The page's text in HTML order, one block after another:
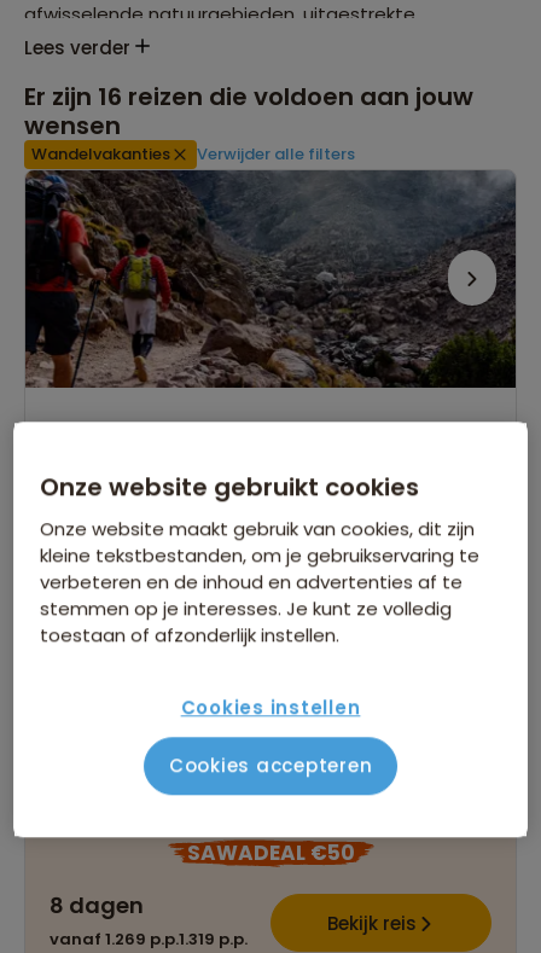
afwisselende natuurgebieden, uitgestrekte
landschappen en langs prachtige kusten en geniet je
te onderscheiden in groepsrondreizen met
wandeldagen
voet genieten van de bestemming centraal staat.
Lees verder
Er zijn 16 reizen die voldoen aan jouw
wensen
Wandelvakanties Verwijder alle filters
8 dagen 40 beoordelingen
Vijfdaagse trektocht met ezels
Meereizende gids en crew tijdens de trektocht
Optionele beklimming van de Mt. Ouanakrim
Gegarandeerd vertrek op:
23 mei
Bekijk alle vertrekdata
SAWADEAL €50
8 dagen
vanaf 1.269 p.p.1.319 p.p.
Bekijk reis
Onze website gebruikt cookies
Onze website maakt gebruik van cookies, dit zijn
kleine tekstbestanden, om je gebruikservaring te
verbeteren en de inhoud en advertenties af te
stemmen op je interesses. Je kunt ze volledig
toestaan of afzonderlijk instellen.
Cookies instellen
Cookies accepteren